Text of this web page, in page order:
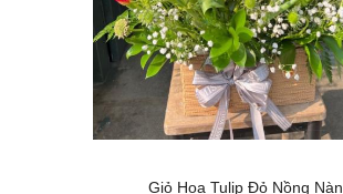
Giỏ Hoa Tulip Đỏ Nồng Nàn